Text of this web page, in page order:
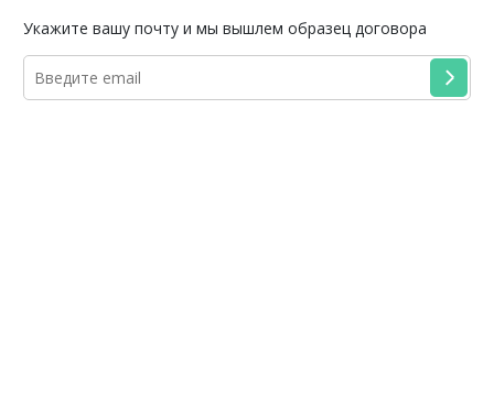
Укажите вашу почту и мы вышлем образец договора